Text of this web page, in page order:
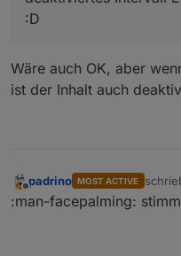
:D
Wäre auch OK, aber
ist der Inhalt auch
Offline
padrino MOST ACTIVE
:man-facepalming: